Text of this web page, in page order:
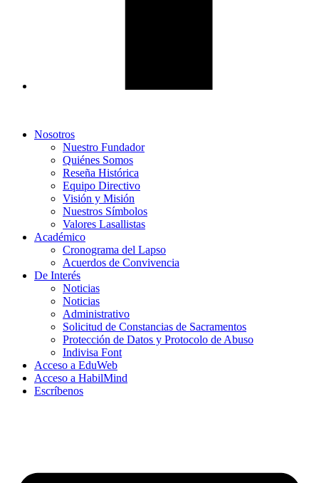
Nosotros
Nuestro Fundador
Quiénes Somos
Reseña Histórica
Equipo Directivo
Visión y Misión
Nuestros Símbolos
Valores Lasallistas
Académico
Cronograma del Lapso
Acuerdos de Convivencia
De Interés
Noticias
Noticias
Administrativo
Solicitud de Constancias de Sacramentos
Protección de Datos y Protocolo de Abuso
Indivisa Font
Acceso a EduWeb
Acceso a HabilMind
Escríbenos